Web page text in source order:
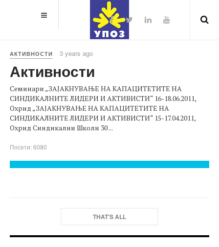
АКТИВНОСТИ 3 years ago
Активности
Семинари „ЗАЈАКНУВАЊЕ НА КАПАЦИТЕТИТЕ НА
СИНДИКАЛНИТЕ ЛИДЕРИ И АКТИВИСТИ“ 16-18.06.2011,
Охрид „ЗАЈАКНУВАЊЕ НА КАПАЦИТЕТИТЕ НА
СИНДИКАЛНИТЕ ЛИДЕРИ И АКТИВИСТИ“ 15-17.04.2011,
Охрид Синдикални Школи 30 ...
Посети: 6080
THAT'S ALL